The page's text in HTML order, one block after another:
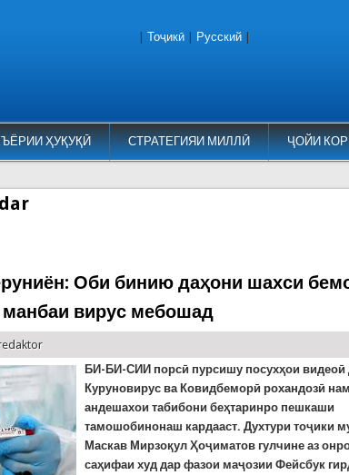
ҲУҚУҚӢ СТРАТЕГИЯИ МИЛЛӢ ҶОЙИ
Тоҷикӣ Русский
Оби бинию даҳони шахси
манбаи вирус мебошад
БИ-БИ-СИИ порсӣ пурсишу посухҳои видеоӣ
Куруновирус ва Ковидбеморӣ рохандозӣ
андешахои табибони беҳтаринро пешкаши
тамошобинонаш кардааст. Духтури тоҷики
Маскав Мирзоқул Ҳоҷиматов гулчине аз
саҳифаи худ дар фазои маҷозии Фейсбук